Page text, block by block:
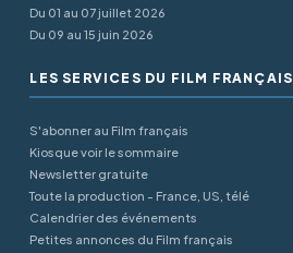
Du 01 au 07 juillet 2026
Du 09 au 15 juin 2026
LES SERVICES DU FILM FRANÇAIS
S'abonner au Film français
Kiosque voir le sommaire
Newsletter gratuite
Toute la production - France, US, télé
Calendrier des événements
Petites annonces du Film français